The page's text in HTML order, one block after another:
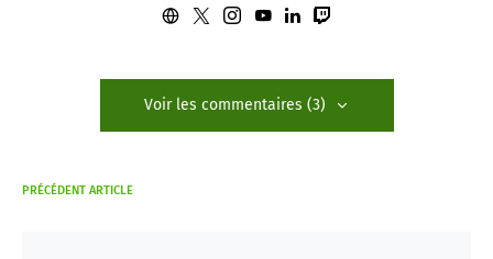
Voir les commentaires (3)
PRÉCÉDENT ARTICLE